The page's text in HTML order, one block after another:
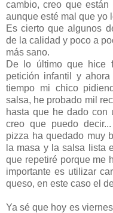
cambio, creo que
aunque esté mal que yo
Es cierto que algunos
de la calidad y poco a
más sano.
De lo último que hice
petición infantil y
tiempo mi chico
salsa, he probado mil
hasta que he dado
creo que puedo
pizza ha quedado muy
la masa y la salsa lista
que repetiré porque me
importante es utilizar
queso, en este caso el
Ya sé que hoy es